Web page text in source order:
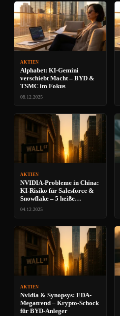
AKTIEN
Alphabet: KI-Gemini
verschiebt Macht – BYD &
TSMC im Fokus
08.12.2025
AKTIEN
NVIDIA-Probleme in China:
KI-Risiko für Salesforce &
Snowflake – 5 heiße
Investment-Chancen
04.12.2025
AKTIEN
Nvidia & Synopsys: EDA-
Megatrend – Krypto-Schock
für BYD-Anleger